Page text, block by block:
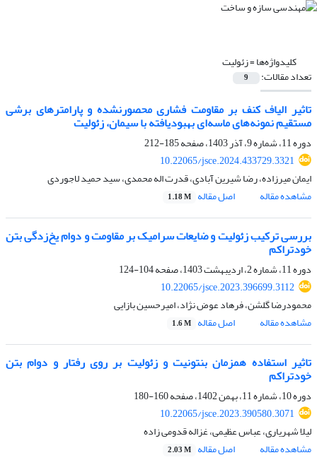
کلیدواژه‌ها =زئولیت
تعداد مقالات: 9
تاثیر الیاف کنف بر مقاومت فشاری محصورنشده و پارامترهای برشی
مستقیم نمونه‌های ماسه‌ای بهبود‌یافته با سیمان، زئولیت
دوره 11، شماره 9، آذر 1403، صفحه
185-212
10.22065/jsce.2024.433729.3321
ایمان میرزاده، رضا شیرین آبادی، قدرت اله محمدی، سید حمید لاجوردی
مشاهده مقاله
اصل مقاله 1.18 M
بررسی ترکیب زئولیت و ضایعات سرامیک بر مقاومت و دوام یخ‌زدگی بتن
خودتراکم
دوره 11، شماره 2، اردیبهشت 1403، صفحه
104-124
10.22065/jsce.2023.396699.3112
محمودرضا گلشن، فرهاد عوض نژاد، امیرحسین بازایی
مشاهده مقاله
اصل مقاله 1.6 M
تاثیر استفاده همزمان بنتونیت و زئولیت بر روی رفتار و دوام بتن
خودتراکم
دوره 10، شماره 11، بهمن 1402، صفحه
160-180
10.22065/jsce.2023.390580.3071
لیلا شهریاری، عباس عظیمی، غزاله قدومی زاده
مشاهده مقاله
اصل مقاله 2.03 M